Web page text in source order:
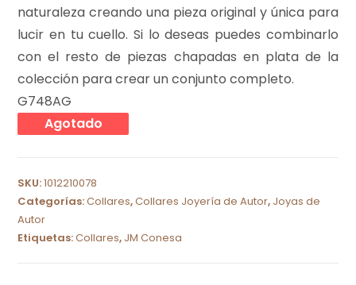
naturaleza creando una pieza original y única para
lucir en tu cuello. Si lo deseas puedes combinarlo
con el resto de piezas chapadas en plata de la
colección para crear un conjunto completo.
G748AG
Agotado
SKU:1012210078
Categorías:Collares,Collares Joyería de Autor, Joyas de
Autor
Etiquetas:Collares, JM Conesa